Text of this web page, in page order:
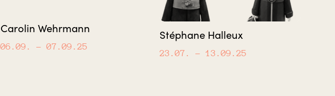
Carolin Wehrmann
06.09. – 07.09.25
Stéphane Halleux
23.07. – 13.09.25